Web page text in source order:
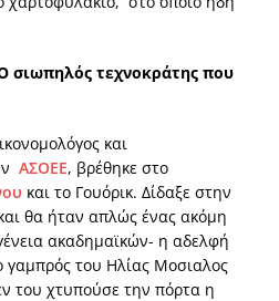
σιωπηλός τεχνοκράτης που
και
ΑΣΟΕΕ, βρέθηκε στο
και το Γουόρικ. Δίδαξε στην
θα ήταν απλώς ένας ακόμη
ακαδημαϊκών- η αδελφή
γαμπρός του Ηλίας Μοσιαλος
του χτυπούσε την πόρτα η